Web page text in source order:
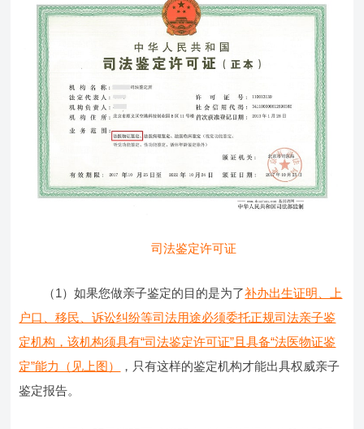
司法鉴定许可证
（1）如果您做亲子鉴定的目的是为了补办出生证明、上
户口、移民、诉讼纠纷等司法用途必须委托正规司法亲子鉴
定机构，该机构须具有“司法鉴定许可证”且具备“法医物证鉴
定”能力（见上图）
，只有这样的鉴定机构才能出具权威亲子
鉴定报告。